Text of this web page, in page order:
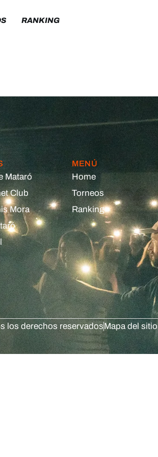
RANKING
Mataró
Club
Mora
MENÚ
Home
Torneos
Ranking
los derechos reservadosMapa del sitio